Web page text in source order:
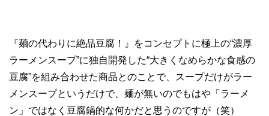
『麺の代わりに絶品豆腐！』をコンセプトに極上の“濃厚
ラーメンスープ”に独自開発した“大きくなめらかな食感の
豆腐”を組み合わせた商品とのことで、スープだけがラー
メンスープというだけで、麺が無いのでもはや「ラーメ
ン」ではなく豆腐鍋的な何かだと思うのですが（笑）